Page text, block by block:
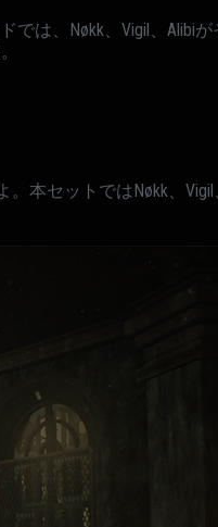
は、Nøkk、Vigil、Alibiが
本セットではNøkk、Vigil